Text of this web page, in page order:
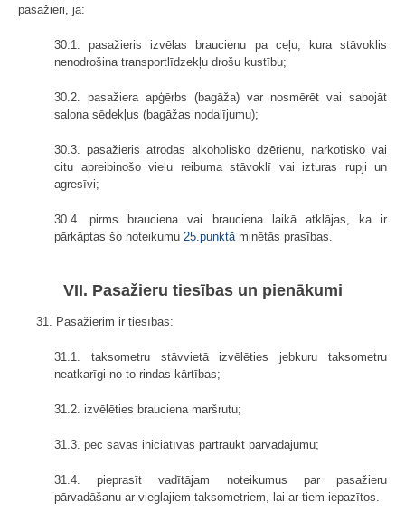
pasažieri, ja:
30.1. pasažieris izvēlas braucienu pa ceļu, kura stāvoklis
nenodrošina transportlīdzekļu drošu kustību;
30.2. pasažiera apģērbs (bagāža) var nosmērēt vai sabojāt
salona sēdekļus (bagāžas nodalījumu);
30.3. pasažieris atrodas alkoholisko dzērienu, narkotisko vai
citu apreibinošo vielu reibuma stāvoklī vai izturas rupji un
agresīvi;
30.4. pirms brauciena vai brauciena laikā atklājas, ka ir
pārkāptas šo noteikumu 25.punktā minētās prasības.
VII. Pasažieru tiesības un pienākumi
31. Pasažierim ir tiesības:
31.1. taksometru stāvvietā izvēlēties jebkuru taksometru
neatkarīgi no to rindas kārtības;
31.2. izvēlēties brauciena maršrutu;
31.3. pēc savas iniciatīvas pārtraukt pārvadājumu;
31.4. pieprasīt vadītājam noteikumus par pasažieru
pārvadāšanu ar vieglajiem taksometriem, lai ar tiem iepazītos.